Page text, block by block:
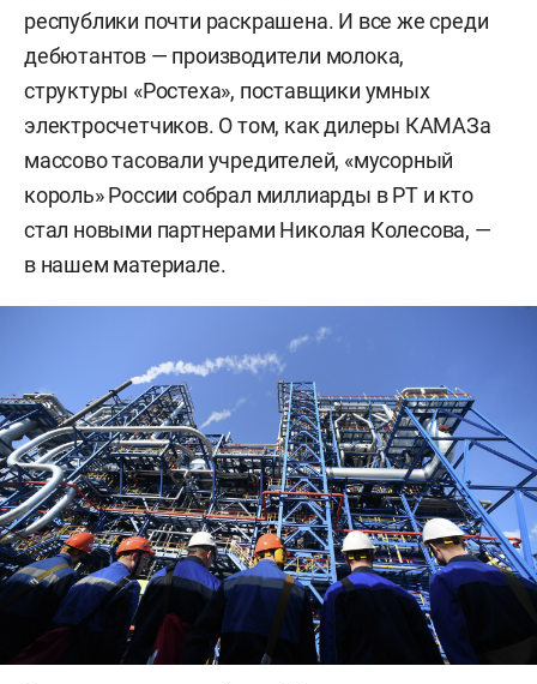
республики почти раскрашена. И все же среди
дебютантов — производители молока,
структуры «Ростеха», поставщики умных
электросчетчиков. О том, как дилеры КАМАЗа
массово тасовали учредителей, «мусорный
король» России собрал миллиарды в РТ и кто
стал новыми партнерами Николая Колесова, —
в нашем материале.